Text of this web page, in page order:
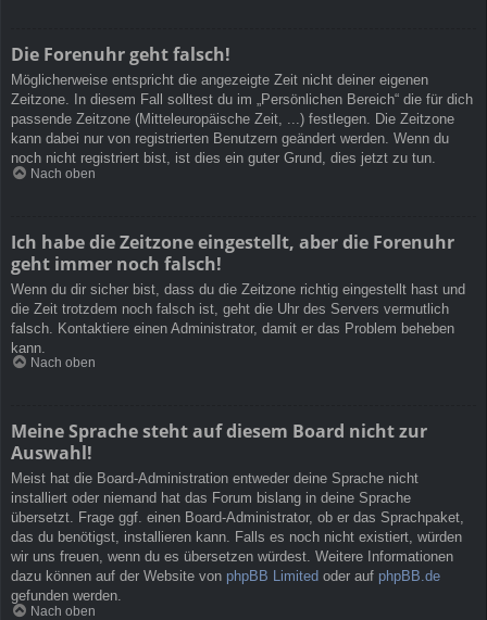
Die Forenuhr geht falsch!
Möglicherweise entspricht die angezeigte Zeit nicht deiner eigenen
Zeitzone. In diesem Fall solltest du im „Persönlichen Bereich“ die für dich
passende Zeitzone (Mitteleuropäische Zeit, ...) festlegen. Die Zeitzone
kann dabei nur von registrierten Benutzern geändert werden. Wenn du
noch nicht registriert bist, ist dies ein guter Grund, dies jetzt zu tun.
Nach oben
Ich habe die Zeitzone eingestellt, aber die Forenuhr
geht immer noch falsch!
Wenn du dir sicher bist, dass du die Zeitzone richtig eingestellt hast und
die Zeit trotzdem noch falsch ist, geht die Uhr des Servers vermutlich
falsch. Kontaktiere einen Administrator, damit er das Problem beheben
kann.
Nach oben
Meine Sprache steht auf diesem Board nicht zur
Auswahl!
Meist hat die Board-Administration entweder deine Sprache nicht
installiert oder niemand hat das Forum bislang in deine Sprache
übersetzt. Frage ggf. einen Board-Administrator, ob er das Sprachpaket,
das du benötigst, installieren kann. Falls es noch nicht existiert, würden
wir uns freuen, wenn du es übersetzen würdest. Weitere Informationen
dazu können auf der Website von phpBB Limited oder auf phpBB.de
gefunden werden.
Nach oben